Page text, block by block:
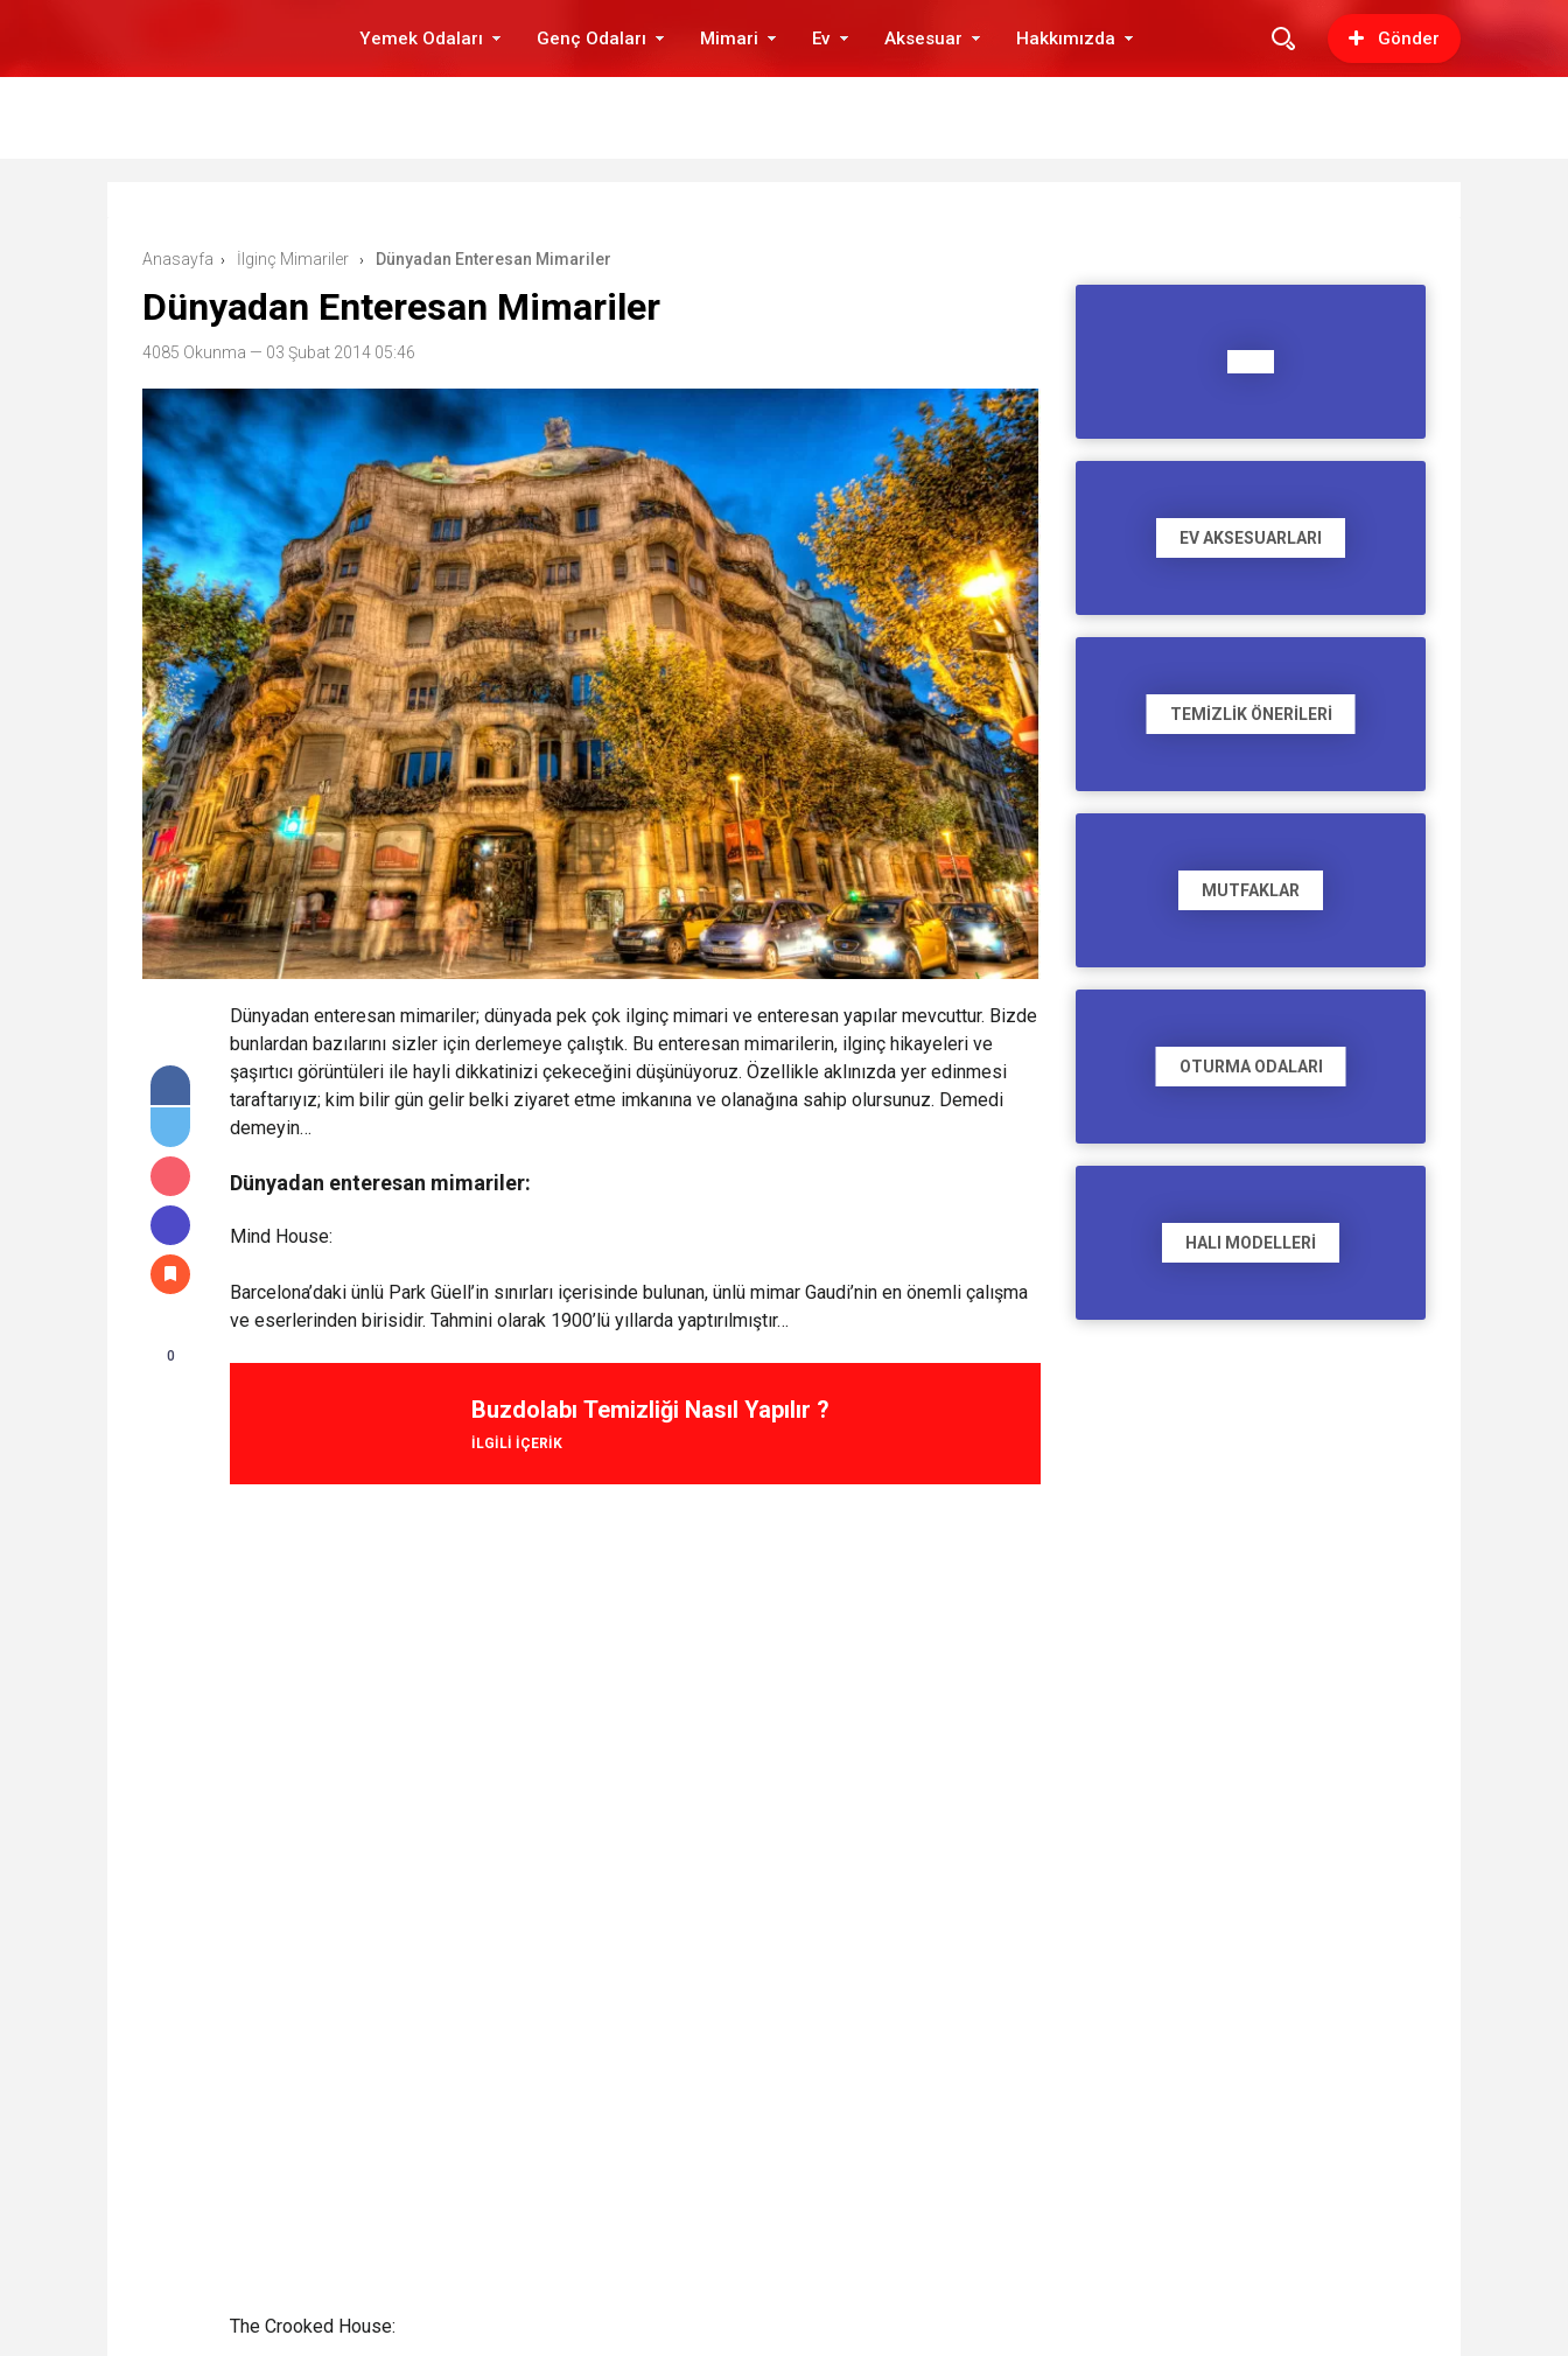
Yemek Odaları Genç Odaları Mimari Ev Aksesuar Hakkımızda Gönder
Anasayfa › İlginç Mimariler › Dünyadan Enteresan Mimariler
Dünyadan Enteresan Mimariler
4085 Okunma — 03 Şubat 2014 05:46
0
Dünyadan enteresan mimariler; dünyada pek çok ilginç mimari ve enteresan yapılar mevcuttur. Bizde
bunlardan bazılarını sizler için derlemeye çalıştık. Bu enteresan mimarilerin, ilginç hikayeleri ve
şaşırtıcı görüntüleri ile hayli dikkatinizi çekeceğini düşünüyoruz. Özellikle aklınızda yer edinmesi
taraftarıyız; kim bilir gün gelir belki ziyaret etme imkanına ve olanağına sahip olursunuz. Demedi
demeyin…
Dünyadan enteresan mimariler:
Mind House:
Barcelona’daki ünlü Park Güell’in sınırları içerisinde bulunan, ünlü mimar Gaudi’nin en önemli çalışma
ve eserlerinden birisidir. Tahmini olarak 1900’lü yıllarda yaptırılmıştır…
ILGILI IÇERIK
Buzdolabı Temizliği Nasıl Yapılır ?
The Crooked House:
EV AKSESUARLARI
TEMIZLIK ÖNERILERI
MUTFAKLAR
OTURMA ODALARI
HALI MODELLERI